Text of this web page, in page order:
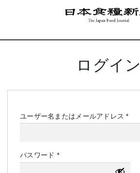
ログイン
ユーザー名またはメールアドレス*必
パスワード *必
須